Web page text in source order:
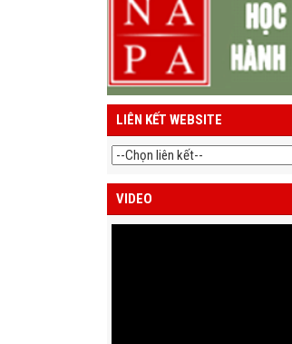
LIÊN KẾT WEBSITE
VIDEO